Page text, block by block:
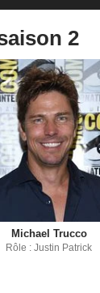
2
Michael Trucco
Rôle : Justin Patrick